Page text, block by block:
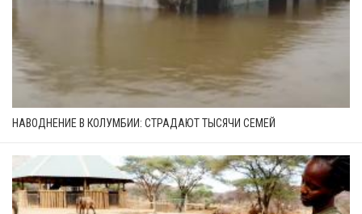
НАВОДНЕНИЕ В КОЛУМБИИ: СТРАДАЮТ ТЫСЯЧИ СЕМЕЙ